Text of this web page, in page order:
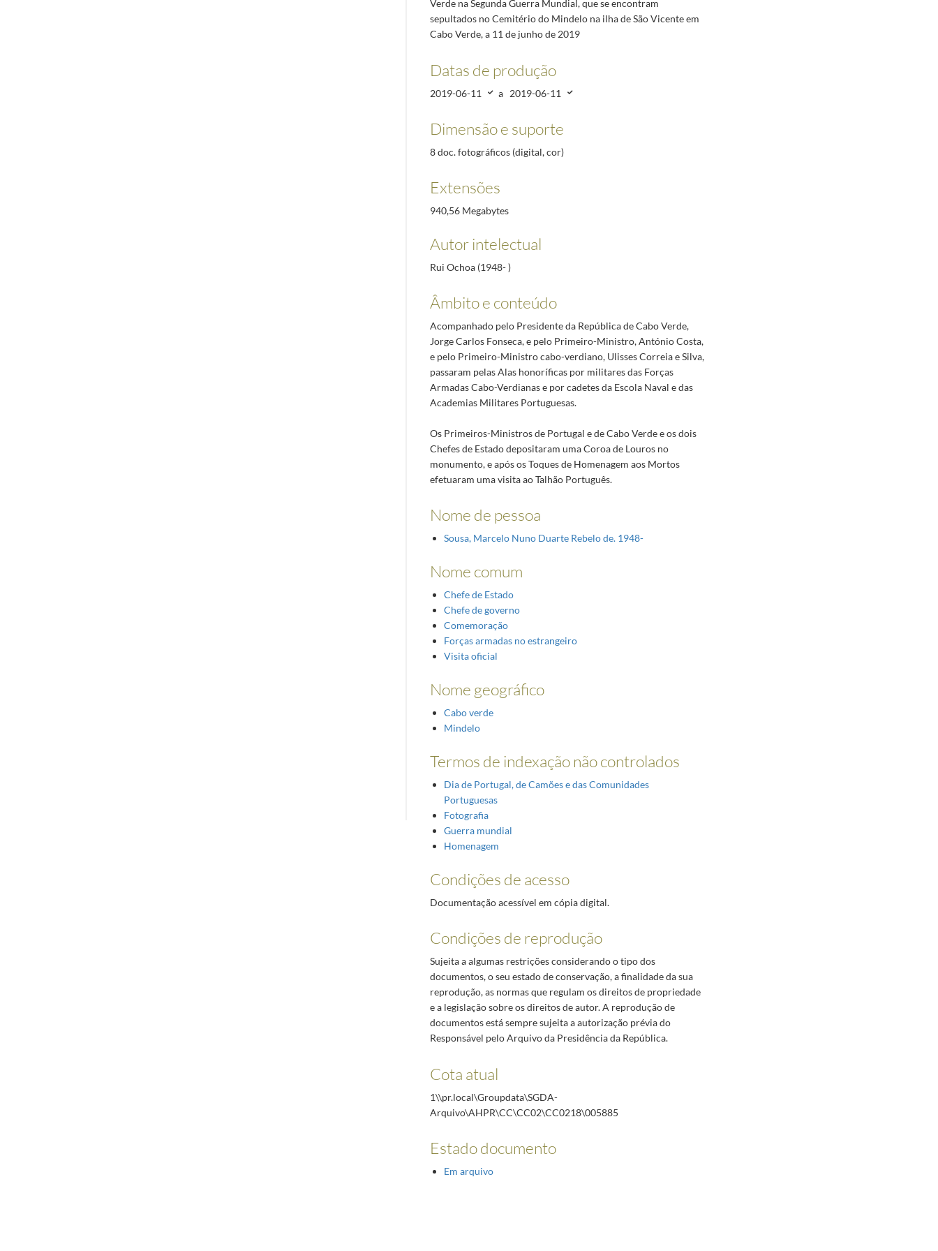
Verde na Segunda Guerra Mundial, que se encontram
sepultados no Cemitério do Mindelo na ilha de São Vicente em
Cabo Verde, a 11 de junho de 2019
Datas de produção
2019-06-11 a 2019-06-11
Dimensão e suporte
8 doc. fotográficos (digital, cor)
Extensões
940,56 Megabytes
Autor intelectual
Rui Ochoa (1948- )
Âmbito e conteúdo
Acompanhado pelo Presidente da República de Cabo Verde,
Jorge Carlos Fonseca, e pelo Primeiro-Ministro, António Costa,
e pelo Primeiro-Ministro cabo-verdiano, Ulisses Correia e Silva,
passaram pelas Alas honoríficas por militares das Forças
Armadas Cabo-Verdianas e por cadetes da Escola Naval e das
Academias Militares Portuguesas.
Os Primeiros-Ministros de Portugal e de Cabo Verde e os dois
Chefes de Estado depositaram uma Coroa de Louros no
monumento, e após os Toques de Homenagem aos Mortos
efetuaram uma visita ao Talhão Português.
Nome de pessoa
Sousa, Marcelo Nuno Duarte Rebelo de. 1948-
Nome comum
Chefe de Estado
Chefe de governo
Comemoração
Forças armadas no estrangeiro
Visita oficial
Nome geográfico
Cabo verde
Mindelo
Termos de indexação não controlados
Dia de Portugal, de Camões e das Comunidades
Portuguesas
Fotografia
Guerra mundial
Homenagem
Condições de acesso
Documentação acessível em cópia digital.
Condições de reprodução
Sujeita a algumas restrições considerando o tipo dos
documentos, o seu estado de conservação, a finalidade da sua
reprodução, as normas que regulam os direitos de propriedade
e a legislação sobre os direitos de autor. A reprodução de
documentos está sempre sujeita a autorização prévia do
Responsável pelo Arquivo da Presidência da República.
Cota atual
1\\pr.local\Groupdata\SGDA-
Arquivo\AHPR\CC\CC02\CC0218\005885
Estado documento
Em arquivo